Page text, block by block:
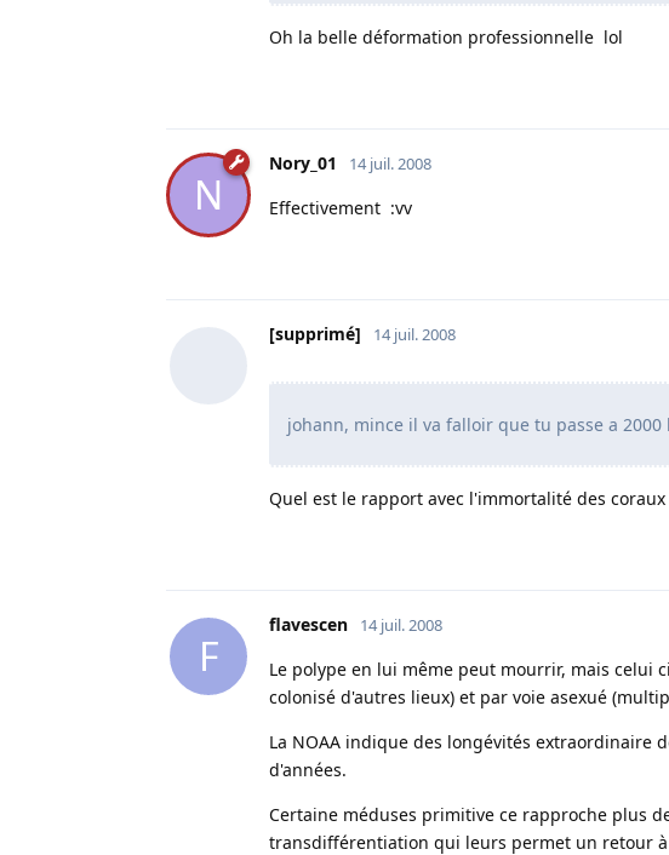
Oh la belle déformation professionnelle lol
N
Nory_01 14 juil. 2008
Effectivement :vv
[supprimé] 14 juil. 2008
johann, mince il va falloir que tu passe a 2000
Quel est le rapport avec l'immortalité des coraux
F
flavescen 14 juil. 2008
Le polype en lui même peut mourrir, mais celui
colonisé d'autres lieux) et par voie asexué
La NOAA indique des longévités extraordinaire
d'années.
Certaine méduses primitive ce rapproche plus
transdifférentiation qui leurs permet un retour